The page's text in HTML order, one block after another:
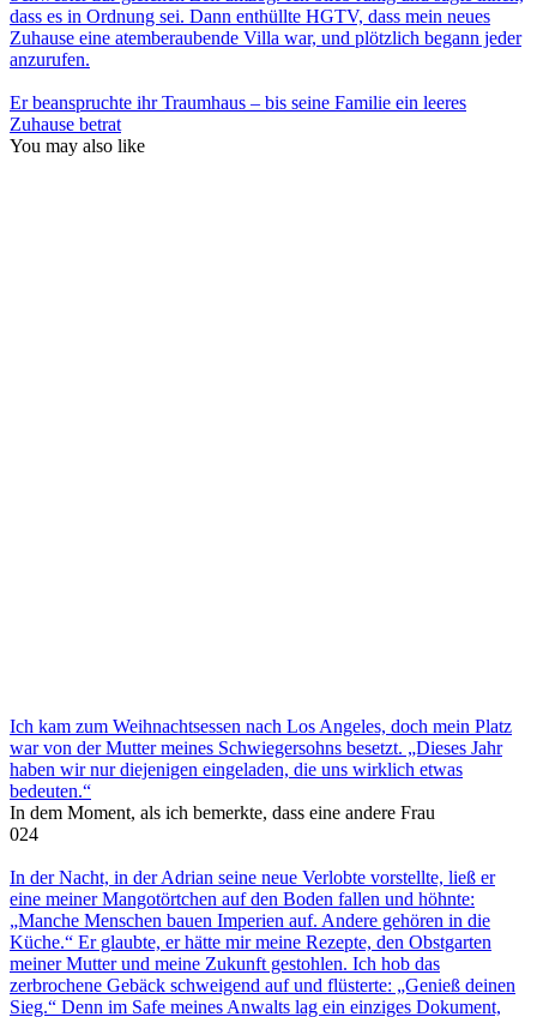
dass es in Ordnung sei. Dann enthüllte HGTV, dass mein neues
Zuhause eine atemberaubende Villa war, und plötzlich begann jeder
anzurufen.
Er beanspruchte ihr Traumhaus – bis seine Familie ein leeres
Zuhause betrat
You may also like
Ich kam zum Weihnachtsessen nach Los Angeles, doch mein Platz
war von der Mutter meines Schwiegersohns besetzt. „Dieses Jahr
haben wir nur diejenigen eingeladen, die uns wirklich etwas
bedeuten.“
In dem Moment, als ich bemerkte, dass eine andere Frau
024
In der Nacht, in der Adrian seine neue Verlobte vorstellte, ließ er
eine meiner Mangotörtchen auf den Boden fallen und höhnte:
„Manche Menschen bauen Imperien auf. Andere gehören in die
Küche.“ Er glaubte, er hätte mir meine Rezepte, den Obstgarten
meiner Mutter und meine Zukunft gestohlen. Ich hob das
zerbrochene Gebäck schweigend auf und flüsterte: „Genieß deinen
Sieg.“ Denn im Safe meines Anwalts lag ein einziges Dokument,